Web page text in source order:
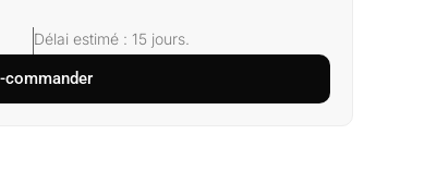
Délai estimé : 15 jours.
commander